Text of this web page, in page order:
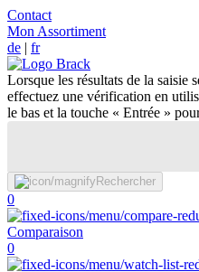
Contact
Mon Assortiment
de | fr
Lorsque les résultats de la saisie
effectuez une vérification en
le bas et la touche « Entrée »
Rechercher
0
Comparaison
0